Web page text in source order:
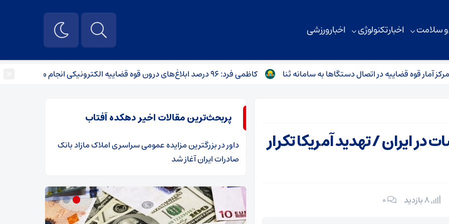
و سلامت اخبار تکنولوژی اخبار ورزشی
قوه قضاییه در اتصال دستگاها به سامانه ثنا کاظمی فرد: ۹۶ درصد ابلاغ‌های درون قوه قضاییه الکترونیکی انجام می‌شود
ایران / تهدید آمریکا تکرار
۰
پربحث‌ترین مقالات اخیر دهکده آفتاب
داوردر​بزرگترین مزایده عمومی سراسری املاک مازاد بانک
صادرات ایران آغاز شد